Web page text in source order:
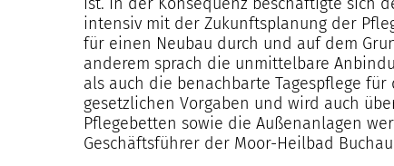
intensiv mit der Zukunftsplanung der
für einen Neubau durch und auf dem
anderem sprach die unmittelbare
als auch die benachbarte Tagespflege
gesetzlichen Vorgaben und wird auch
Pflegebetten sowie die Außenanlagen
Geschäftsführer der Moor-Heilbad